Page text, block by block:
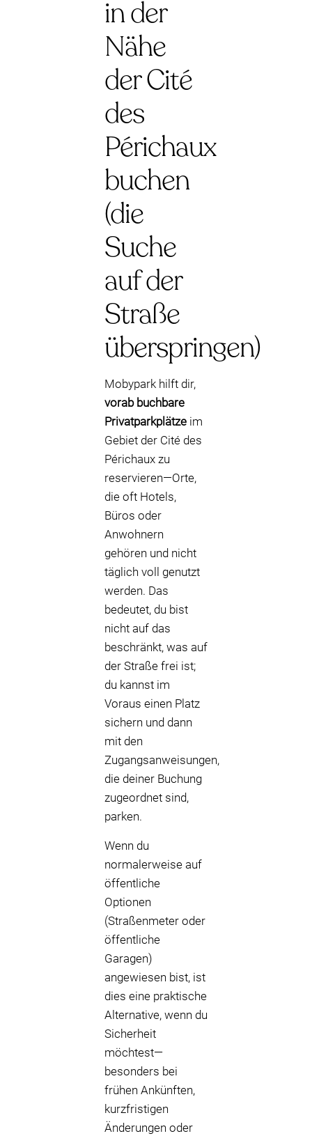
in der
Nähe
der Cité
des
Périchaux
buchen
(die
Suche
auf der
Straße
überspringen)
Mobypark hilft dir,
vorab buchbare
Privatparkplätze im
Gebiet der Cité des
Périchaux zu
reservieren—Orte,
die oft Hotels,
Büros oder
Anwohnern
gehören und nicht
täglich voll genutzt
werden. Das
bedeutet, du bist
nicht auf das
beschränkt, was auf
der Straße frei ist;
du kannst im
Voraus einen Platz
sichern und dann
mit den
Zugangsanweisungen,
die deiner Buchung
zugeordnet sind,
parken.
Wenn du
normalerweise auf
öffentliche
Optionen
(Straßenmeter oder
öffentliche
Garagen)
angewiesen bist, ist
dies eine praktische
Alternative, wenn du
Sicherheit
möchtest—
besonders bei
frühen Ankünften,
kurzfristigen
Änderungen oder